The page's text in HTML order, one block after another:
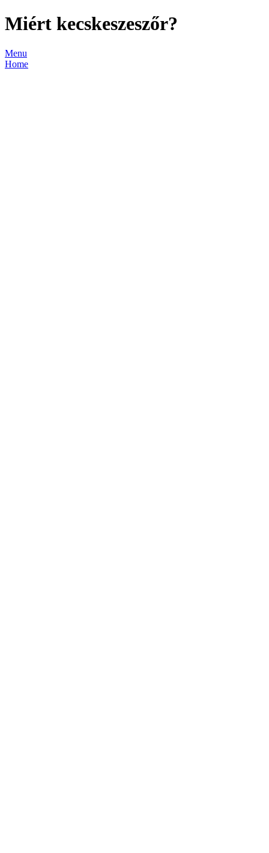
Miért kecskeszeszőr?
Menu
Home